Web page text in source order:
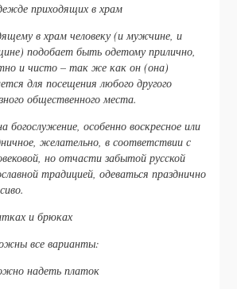
приходящих в храм
в храм человеку (и мужчине, и
подобает быть одетому прилично,
и чисто – так же как он (она)
для посещения любого другого
общественного места.
богослужение, особенно воскресное или
желательно, в соответствии с
но отчасти забытой русской
традицией, одеваться празднично
и брюках
все варианты:
надеть платок